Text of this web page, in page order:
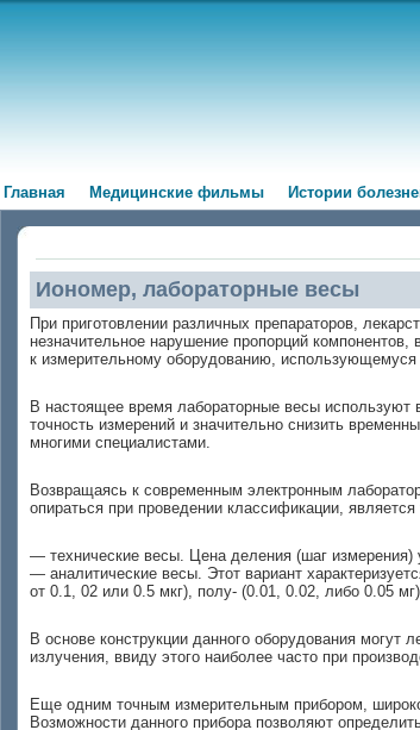
Главная Медицинские фильмы Истории
Иономер, лабораторные весы
При приготовлении различных препараторов,
незначительное нарушение пропорций
к измерительному оборудованию,
В настоящее время лабораторные весы используют
точность измерений и значительно снизить
многими специалистами.
Возвращаясь к современным электронным
опираться при проведении классификации,
— технические весы. Цена деления (шаг
— аналитические весы. Этот вариант
от 0.1, 02 или 0.5 мкг), полу- (0.01, 0.02, либо 0.05
В основе конструкции данного оборудования могут
излучения, ввиду этого наиболее часто при
Еще одним точным измерительным прибором,
Возможности данного прибора позволяют